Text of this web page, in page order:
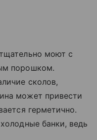
моют с
порошком.
сколов,
может привести
герметично.
банки, ведь